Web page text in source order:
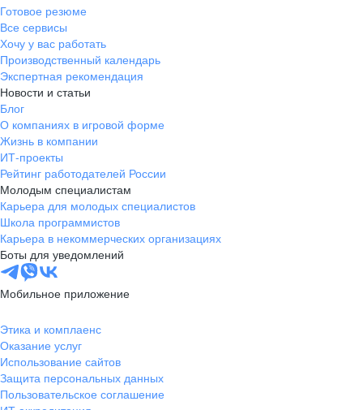
Готовое резюме
Все сервисы
Хочу у вас работать
Производственный календарь
Экспертная рекомендация
Новости и статьи
Блог
О компаниях в игровой форме
Жизнь в компании
ИТ-проекты
Рейтинг работодателей России
Молодым специалистам
Карьера для молодых специалистов
Школа программистов
Карьера в некоммерческих организациях
Боты для уведомлений
Мобильное приложение
Этика и комплаенс
Оказание услуг
Использование сайтов
Защита персональных данных
Пользовательское соглашение